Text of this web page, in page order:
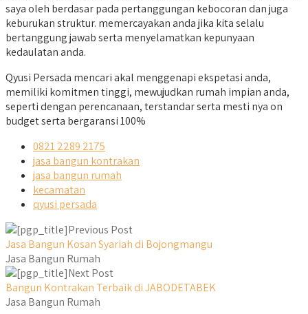
saya oleh berdasar pada pertanggungan kebocoran dan juga
keburukan struktur. memercayakan anda jika kita selalu
bertanggung jawab serta menyelamatkan kepunyaan
kedaulatan anda.
Qyusi Persada mencari akal menggenapi ekspetasi anda,
memiliki komitmen tinggi, mewujudkan rumah impian anda,
seperti dengan perencanaan, terstandar serta mesti nya on
budget serta bergaransi 100%
0821 2289 2175
jasa bangun kontrakan
jasa bangun rumah
kecamatan
qyusi persada
Previous Post
Jasa Bangun Kosan Syariah di Bojongmangu
Jasa Bangun Rumah
Next Post
Bangun Kontrakan Terbaik di JABODETABEK
Jasa Bangun Rumah